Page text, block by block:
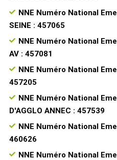
NNE Numéro National
SEINE : 457065
NNE Numéro National
AV : 457081
NNE Numéro National
457205
NNE Numéro National
D'AGGLO ANNEC : 457539
NNE Numéro National
460626
NNE Numéro National